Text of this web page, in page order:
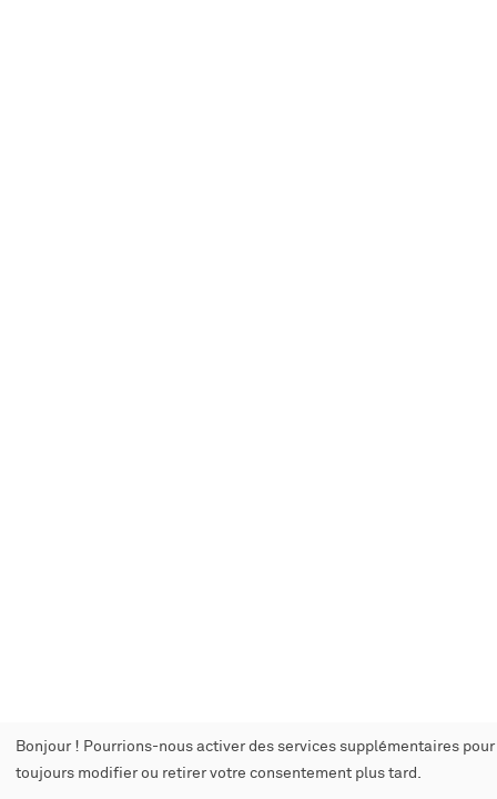
Bonjour ! Pourrions-nous activer des services supplémentaires pour
toujours modifier ou retirer votre consentement plus tard.